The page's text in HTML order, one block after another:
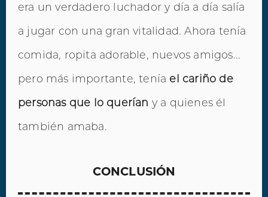
era un verdadero luchador y día a día salía
a jugar con una gran vitalidad. Ahora tenía
comida, ropita adorable, nuevos amigos...
pero más importante, tenía el cariño de
personas que lo querían y a quienes él
también amaba.
CONCLUSIÓN